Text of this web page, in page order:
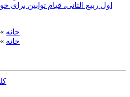
اول ربیع الثانی، قیام توابین
خانه »
خانه »